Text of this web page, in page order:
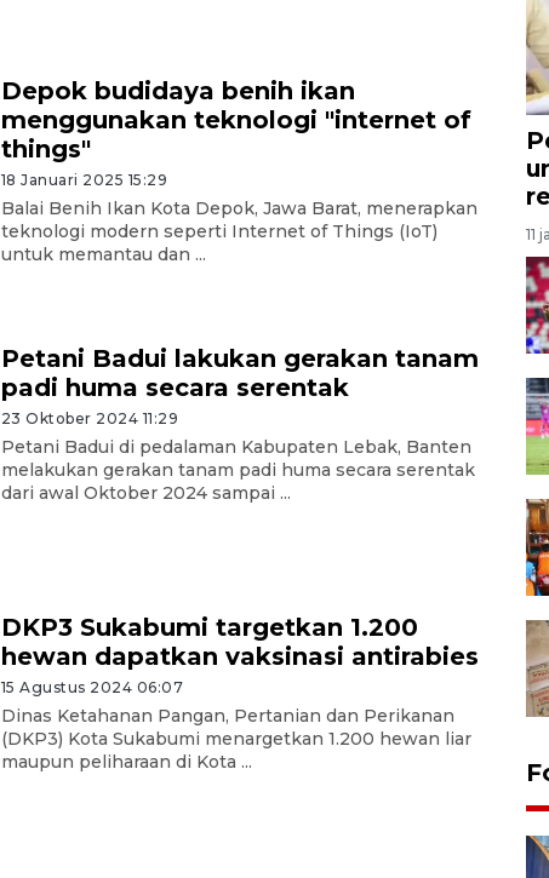
Depok budidaya benih ikan
menggunakan teknologi "internet of
things"
18 Januari 2025 15:29
Balai Benih Ikan Kota Depok, Jawa Barat, menerapkan
teknologi modern seperti Internet of Things (IoT)
untuk memantau dan ...
Petani Badui lakukan gerakan tanam
padi huma secara serentak
23 Oktober 2024 11:29
Petani Badui di pedalaman Kabupaten Lebak, Banten
melakukan gerakan tanam padi huma secara serentak
dari awal Oktober 2024 sampai ...
DKP3 Sukabumi targetkan 1.200
hewan dapatkan vaksinasi antirabies
15 Agustus 2024 06:07
Dinas Ketahanan Pangan, Pertanian dan Perikanan
(DKP3) Kota Sukabumi menargetkan 1.200 hewan liar
maupun peliharaan di Kota ...
11